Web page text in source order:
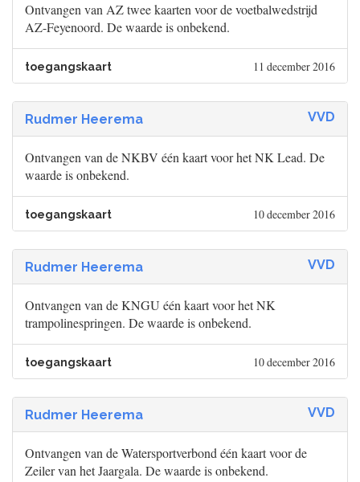
Ontvangen van AZ twee kaarten voor de voetbalwedstrijd
AZ-Feyenoord. De waarde is onbekend.
toegangskaart 11 december 2016
Rudmer Heerema VVD
Ontvangen van de NKBV één kaart voor het NK Lead. De
waarde is onbekend.
toegangskaart 10 december 2016
Rudmer Heerema VVD
Ontvangen van de KNGU één kaart voor het NK
trampolinespringen. De waarde is onbekend.
toegangskaart 10 december 2016
Rudmer Heerema VVD
Ontvangen van de Watersportverbond één kaart voor de
Zeiler van het Jaargala. De waarde is onbekend.